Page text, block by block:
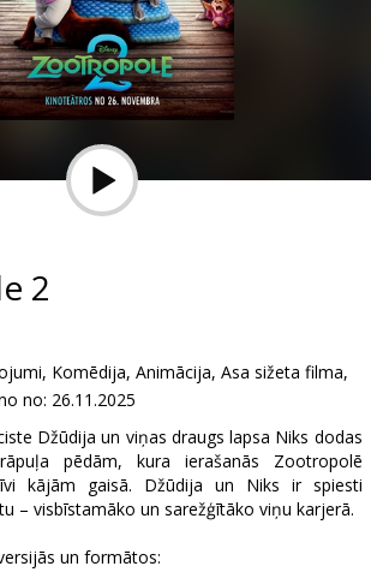
2
Komēdija, Animācija, Asa sižeta filma,
no: 26.11.2025
Džūdija un viņas draugs lapsa Niks dodas
pēdām, kura ierašanās Zootropolē
kājām gaisā. Džūdija un Niks ir spiesti
– visbīstamāko un sarežģītāko viņu karjerā.
un formātos: